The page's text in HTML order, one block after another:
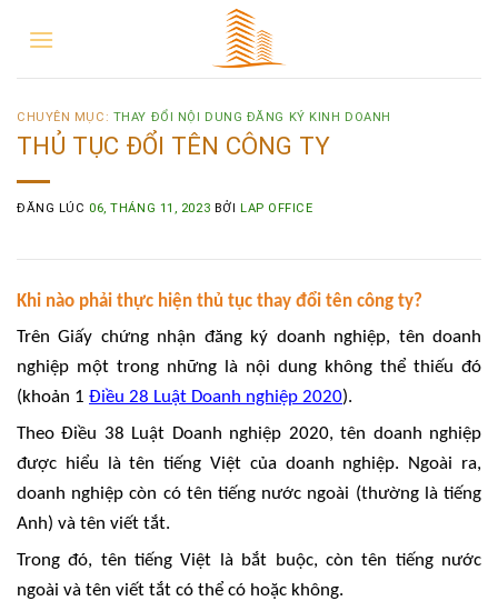
CHUYÊN MỤC: THAY ĐỔI NỘI DUNG ĐĂNG KÝ KINH DOANH
THỦ TỤC ĐỔI TÊN CÔNG TY
ĐĂNG LÚC 06, THÁNG 11, 2023 BỞI LAP OFFICE
Khi nào phải thực hiện thủ tục thay đổi tên công ty?
Trên Giấy chứng nhận đăng ký doanh nghiệp, tên doanh
nghiệp một trong những là nội dung không thể thiếu đó
(khoản 1 Điều 28 Luật Doanh nghiệp 2020).
Theo Điều 38 Luật Doanh nghiệp 2020, tên doanh nghiệp
được hiểu là tên tiếng Việt của doanh nghiệp. Ngoài ra,
doanh nghiệp còn có tên tiếng nước ngoài (thường là tiếng
Anh) và tên viết tắt.
Trong đó, tên tiếng Việt là bắt buộc, còn tên tiếng nước
ngoài và tên viết tắt có thể có hoặc không.